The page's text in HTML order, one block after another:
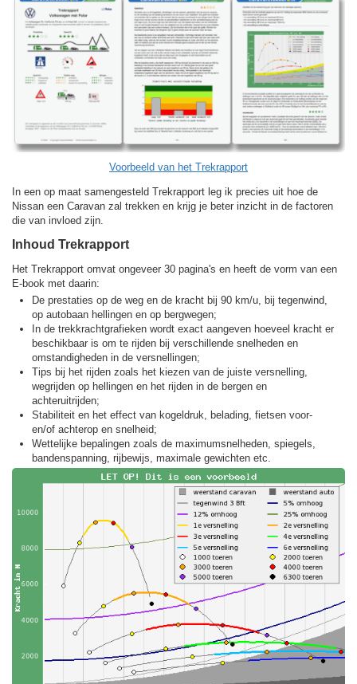
Voorbeeld van het Trekrapport
In een op maat samengesteld Trekrapport leg ik precies uit hoe de
Nissan een Caravan zal trekken en krijg je beter inzicht in de factoren
die van invloed zijn.
Inhoud Trekrapport
Het Trekrapport omvat ongeveer 30 pagina's en heeft de vorm van een
E-book met daarin:
De prestaties op de weg en de kracht bij 90 km/u, bij tegenwind,
op autobaan hellingen en op bergwegen;
In de trekkracht­grafieken wordt exact aangeven hoeveel kracht er
beschikbaar is om te rijden bij verschillende snelheden en
omstandigheden in de versnellingen;
Tips bij het rijden zoals het kiezen van de juiste versnelling,
wegrijden op hellingen en het rijden in de bergen en
achteruitrijden;
Stabiliteit en het effect van kogeldruk, belading, fietsen voor-
en/of achterop en snelheid;
Wettelijke bepalingen zoals de maximumsnelheden, spiegels,
bandenspanning, rijbewijs, maximale gewichten etc.